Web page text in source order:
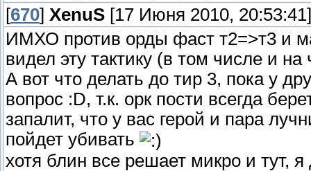
[670] XenuS [17 Июня 2010, 20:53:41]
ИМХО против орды фаст т2=>т3 и
видел эту тактику (в том числе и на
А вот что делать до тир 3, пока у
вопрос :D, т.к. орк пости всегда
запалит, что у вас герой и пара
пойдет убивать
хотя блин все решает микро и тут,